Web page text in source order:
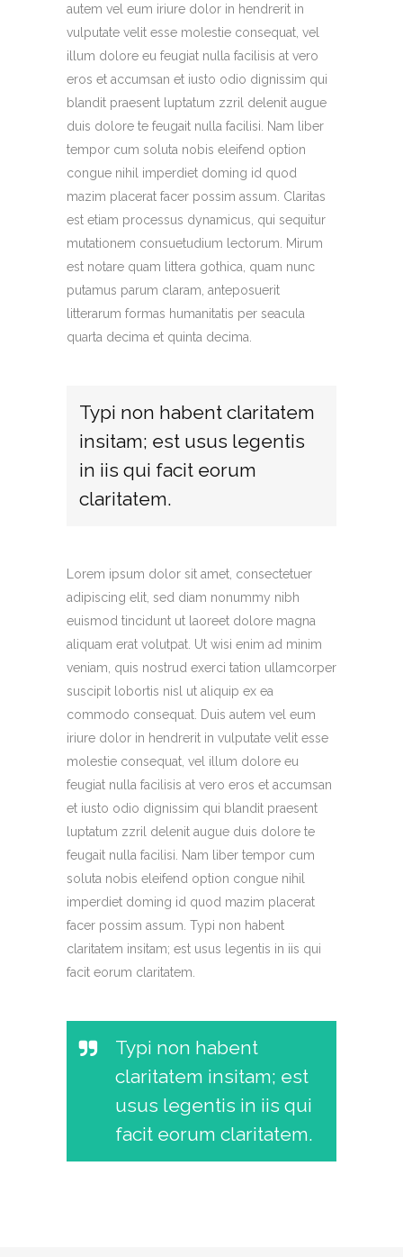
autem vel eum iriure dolor in hendrerit in
vulputate velit esse molestie consequat, vel
illum dolore eu feugiat nulla facilisis at vero
eros et accumsan et iusto odio dignissim qui
blandit praesent luptatum zzril delenit augue
duis dolore te feugait nulla facilisi. Nam liber
tempor cum soluta nobis eleifend option
congue nihil imperdiet doming id quod
mazim placerat facer possim assum. Claritas
est etiam processus dynamicus, qui sequitur
mutationem consuetudium lectorum. Mirum
est notare quam littera gothica, quam nunc
putamus parum claram, anteposuerit
litterarum formas humanitatis per seacula
quarta decima et quinta decima.
Typi non habent claritatem
insitam; est usus legentis
in iis qui facit eorum
claritatem.
Lorem ipsum dolor sit amet, consectetuer
adipiscing elit, sed diam nonummy nibh
euismod tincidunt ut laoreet dolore magna
aliquam erat volutpat. Ut wisi enim ad minim
veniam, quis nostrud exerci tation ullamcorper
suscipit lobortis nisl ut aliquip ex ea
commodo consequat. Duis autem vel eum
iriure dolor in hendrerit in vulputate velit esse
molestie consequat, vel illum dolore eu
feugiat nulla facilisis at vero eros et accumsan
et iusto odio dignissim qui blandit praesent
luptatum zzril delenit augue duis dolore te
feugait nulla facilisi. Nam liber tempor cum
soluta nobis eleifend option congue nihil
imperdiet doming id quod mazim placerat
facer possim assum. Typi non habent
claritatem insitam; est usus legentis in iis qui
facit eorum claritatem.
Typi non habent
claritatem insitam; est
usus legentis in iis qui
facit eorum claritatem.